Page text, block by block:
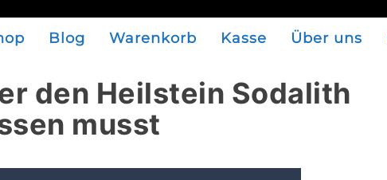
Blog Warenkorb Kasse Über uns
den Heilstein Sodalith
musst